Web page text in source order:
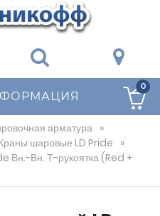
0
арматура »
шаровые LD Pride »
Вн.-Вн. Т-рукоятка (Red +